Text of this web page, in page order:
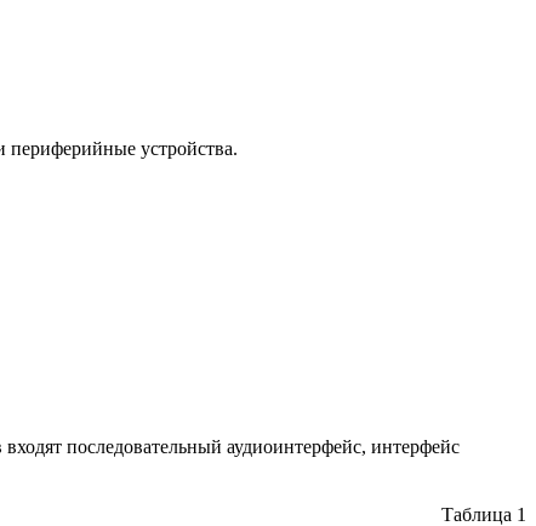
устройства.
последовательный аудиоинтерфейс, интерфейс
Таблица 1